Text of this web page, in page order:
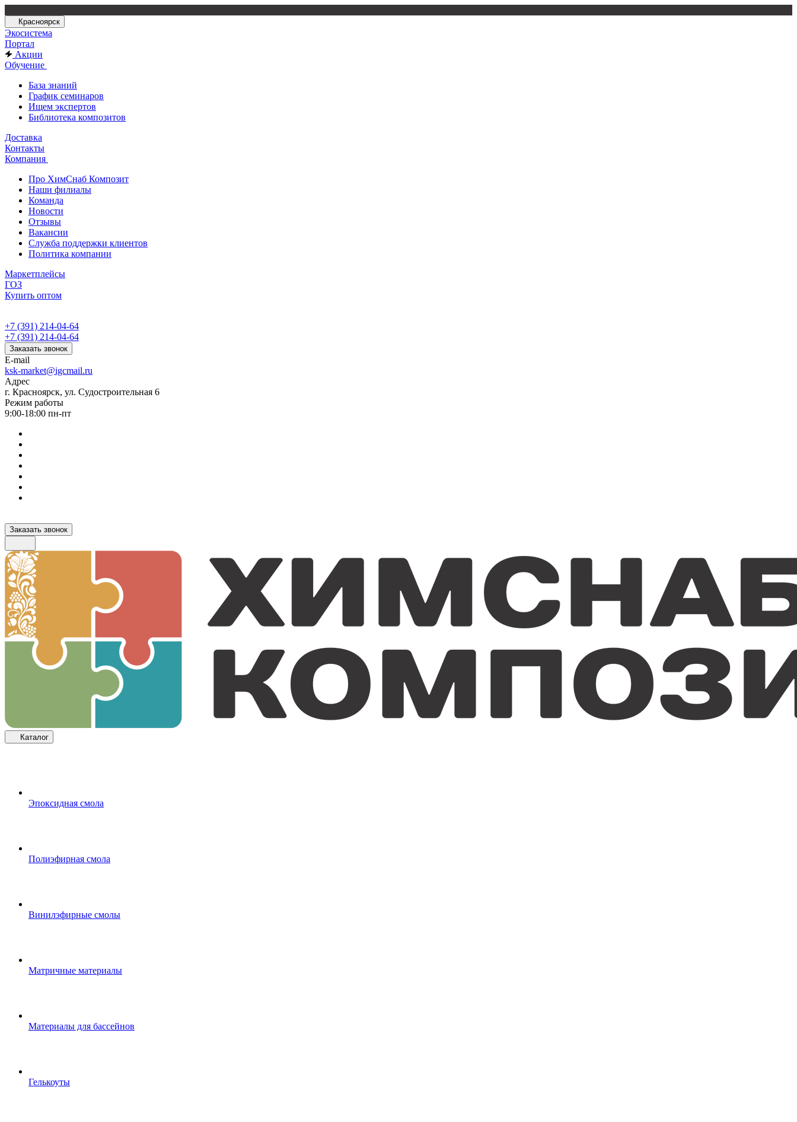
Красноярск
Экосистема
Портал
Акции
Обучение
База знаний
График семинаров
Ищем экспертов
Библиотека композитов
Доставка
Контакты
Компания
Про ХимСнаб Композит
Наши филиалы
Команда
Новости
Отзывы
Вакансии
Служба поддержки клиентов
Политика компании
Маркетплейсы
ГОЗ
Купить оптом
+7 (391) 214-04-64
+7 (391) 214-04-64
Заказать звонок
E-mail
ksk-market@igcmail.ru
Адрес
г. Красноярск, ул. Судостроительная 6
Режим работы
9:00-18:00 пн-пт
Заказать звонок
Каталог
Эпоксидная смола
Полиэфирная смола
Винилэфирные смолы
Матричные материалы
Материалы для бассейнов
Гелькоуты